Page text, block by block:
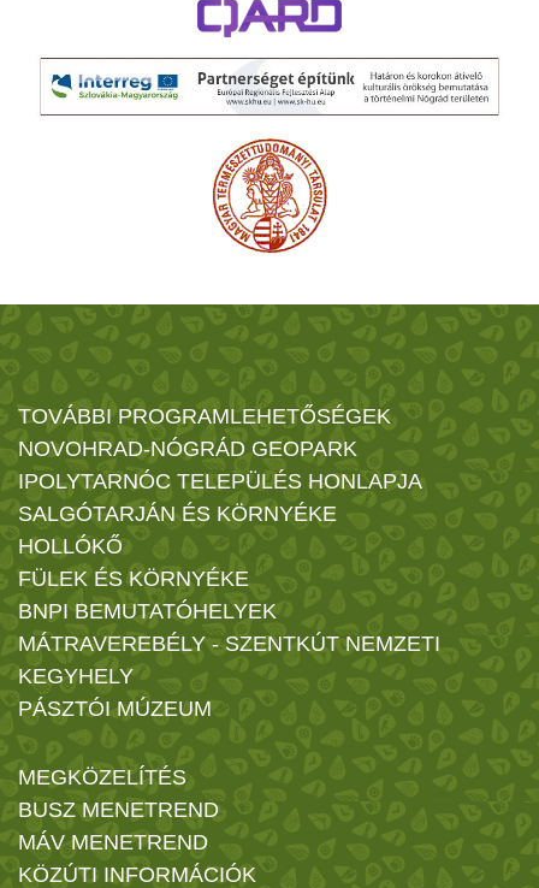
TOVÁBBI PROGRAMLEHETŐSÉGEK
NOVOHRAD-NÓGRÁD GEOPARK
IPOLYTARNÓC TELEPÜLÉS HONLAPJA
SALGÓTARJÁN ÉS KÖRNYÉKE
HOLLÓKŐ
FÜLEK ÉS KÖRNYÉKE
BNPI BEMUTATÓHELYEK
MÁTRAVEREBÉLY - SZENTKÚT NEMZETI
KEGYHELY
PÁSZTÓI MÚZEUM
MEGKÖZELÍTÉS
BUSZ MENETREND
MÁV MENETREND
KÖZÚTI INFORMÁCIÓK